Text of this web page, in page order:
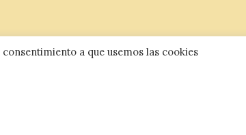
a que usemos las cookies